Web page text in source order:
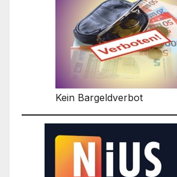
Kein Bargeldverbot